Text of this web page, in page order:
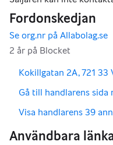
,
Kokillgatan 2A, 721 33
Gå till handlarens sida
Visa handlarens 39